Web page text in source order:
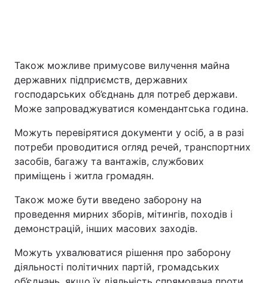
Також можливе примусове вилучення майна
державних підприємств, державних
господарських об’єднань для потреб держави.
Може запроваджуватися комендантська година.
Можуть перевірятися документи у осіб, а в разі
потреби проводитися огляд речей, транспортних
засобів, багажу та вантажів, службових
приміщень і житла громадян.
Також може бути введено заборону на
проведення мирних зборів, мітингів, походів і
демонстрацій, інших масових заходів.
Можуть ухвалюватися рішення про заборону
діяльності політичних партій, громадських